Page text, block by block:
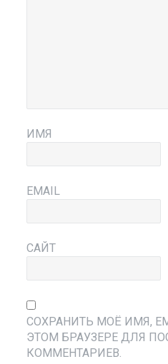
ИМЯ
EMAIL
САЙТ
СОХРАНИТЬ МОЁ ИМЯ,
ЭТОМ БРАУЗЕРЕ ДЛЯ
КОММЕНТАРИЕВ.